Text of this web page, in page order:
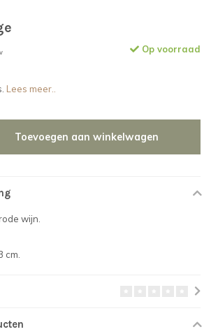
Op voorraad
Lees meer..
Toevoegen aan winkelwagen
wijn.
cm.